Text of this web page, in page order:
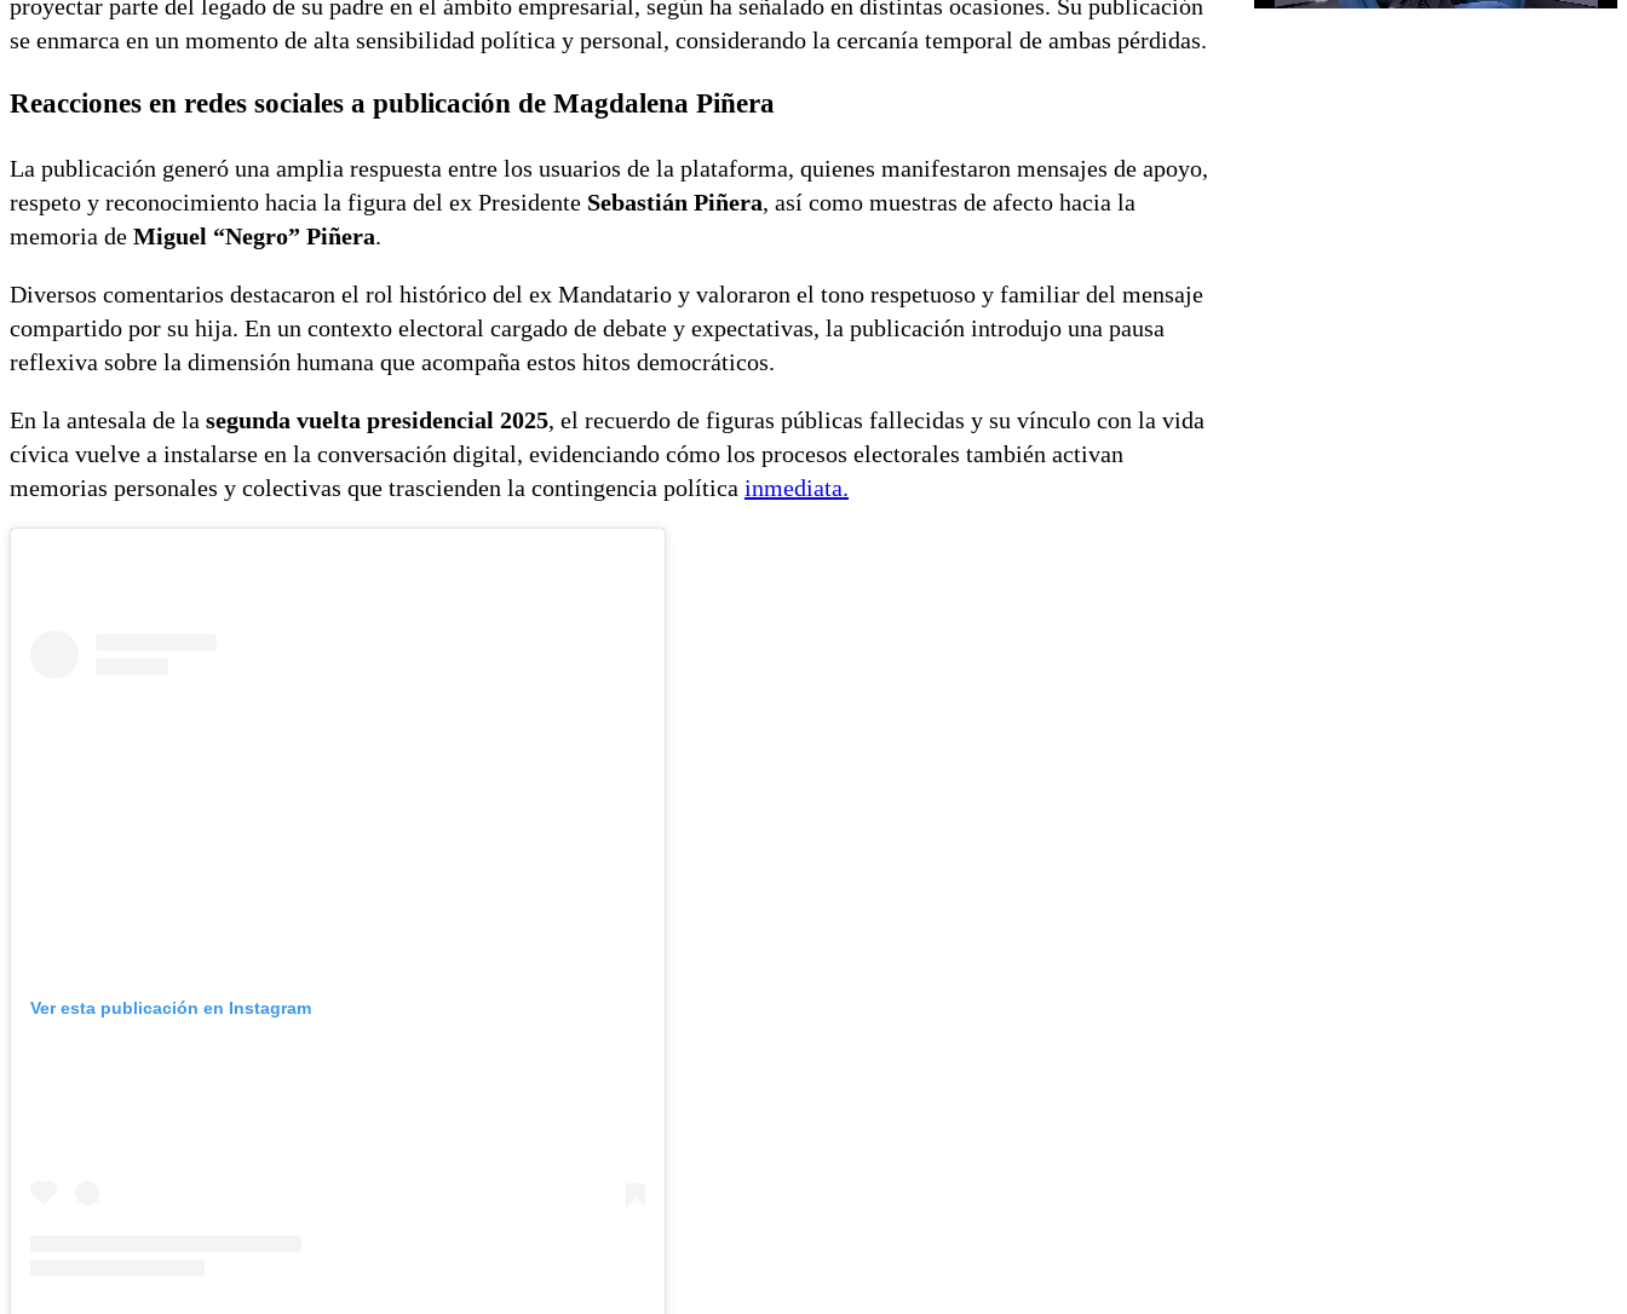
proyectar parte del legado de su padre en el ámbito empresarial, según ha señalado en distintas ocasiones. Su publicación
se enmarca en un momento de alta sensibilidad política y personal, considerando la cercanía temporal de ambas pérdidas.
Reacciones en redes sociales a publicación de Magdalena Piñera
La publicación generó una amplia respuesta entre los usuarios de la plataforma, quienes manifestaron mensajes de apoyo,
respeto y reconocimiento hacia la figura del ex Presidente Sebastián Piñera, así como muestras de afecto hacia la
memoria de Miguel “Negro” Piñera.
Diversos comentarios destacaron el rol histórico del ex Mandatario y valoraron el tono respetuoso y familiar del mensaje
compartido por su hija. En un contexto electoral cargado de debate y expectativas, la publicación introdujo una pausa
reflexiva sobre la dimensión humana que acompaña estos hitos democráticos.
En la antesala de la segunda vuelta presidencial 2025, el recuerdo de figuras públicas fallecidas y su vínculo con la vida
cívica vuelve a instalarse en la conversación digital, evidenciando cómo los procesos electorales también activan
memorias personales y colectivas que trascienden la contingencia política inmediata.
Ver esta publicación en Instagram